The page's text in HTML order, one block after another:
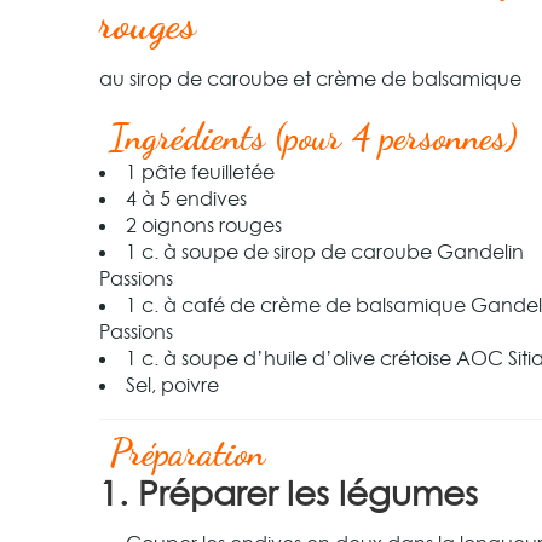
rouges
au sirop de caroube et crème de balsamique
Ingrédients (pour 4 personnes)
1 pâte feuilletée
4 à 5 endives
2 oignons rouges
1 c. à soupe de sirop de caroube Gandelin
Passions
1 c. à café de crème de balsamique
Passions
1 c. à soupe d’huile d’olive crétoise AOC
Sel, poivre
Préparation
1. Préparer les légumes